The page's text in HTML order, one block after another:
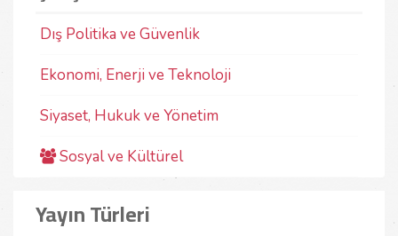
değerlendirmelerden oluşmaktadır.
Dış Politika ve Güvenlik
Ekonomi, Enerji ve Teknoloji
Siyaset, Hukuk ve Yönetim
Sosyal ve Kültürel
Yayın Türleri